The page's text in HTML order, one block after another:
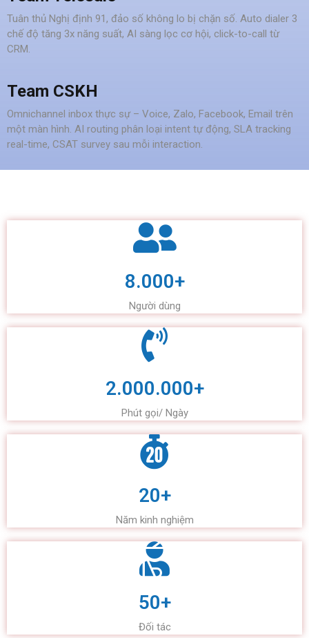
Tuân thủ Nghị định 91, đảo số không lo bị chặn số. Auto dialer 3
chế độ tăng 3x năng suất, AI sàng lọc cơ hội, click-to-call từ
CRM.
Team CSKH
Omnichannel inbox thực sự – Voice, Zalo, Facebook, Email trên
một màn hình. AI routing phân loại intent tự động, SLA tracking
real-time, CSAT survey sau mỗi interaction.
8.000+
Người dùng
2.000.000+
Phút gọi/ Ngày
20+
Năm kinh nghiệm
50+
Đối tác